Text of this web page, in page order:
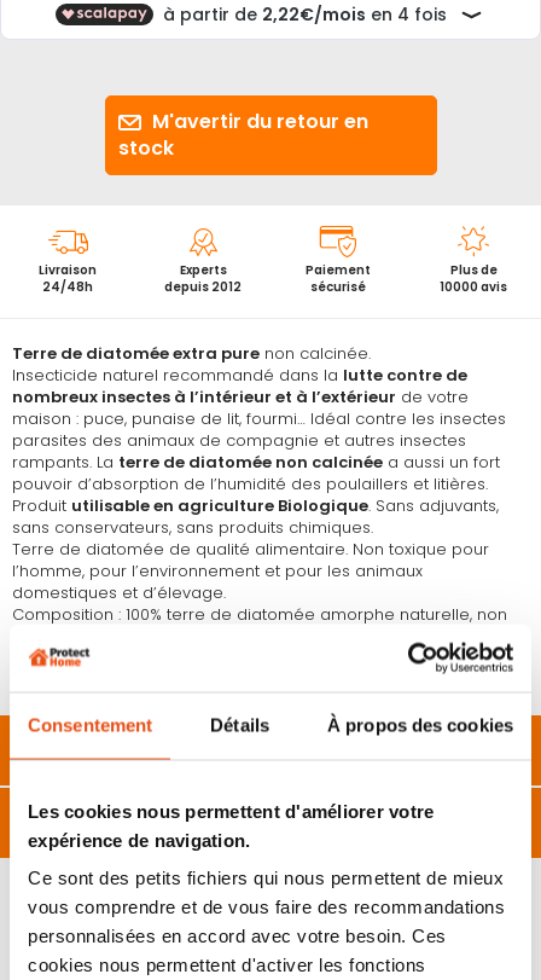
Consentement Détails À propos des cookies
Les cookies nous permettent d'améliorer votre
expérience de navigation.
Ce sont des petits fichiers qui nous permettent de mieux
vous comprendre et de vous faire des recommandations
personnalisées en accord avec votre besoin. Ces
cookies nous permettent d'activer les fonctions
Terre de diatomée extra pure non calcinée.
Insecticide naturel recommandé dans la lutte contre de
nombreux insectes à l’intérieur et à l’extérieur de votre
maison : puce, punaise de lit, fourmi… Idéal contre les insectes
parasites des animaux de compagnie et autres insectes
rampants. La terre de diatomée non calcinée a aussi un fort
pouvoir d’absorption de l’humidité des poulaillers et litières.
Produit utilisable en agriculture Biologique. Sans adjuvants,
sans conservateurs, sans produits chimiques.
Terre de diatomée de qualité alimentaire. Non toxique pour
l’homme, pour l’environnement et pour les animaux
domestiques et d’élevage.
Composition : 100% terre de diatomée amorphe naturelle, non
. Existe aussi en version seau de 2kg.
M'avertir du retour en
stock
Livraison
24/48h
Experts
depuis 2012
Paiement
sécurisé
Plus de
10000 avis
Description
Caractéristiques
VOUS POURRIEZ ÉGALEMENT ÊTRE INTÉRESSÉ